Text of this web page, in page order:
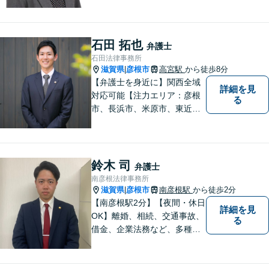
ております。 ぜひ一度私にご
相談ください。
石田 拓也 弁護士
石田法律事務所
滋賀県| 彦根市 高宮駅 から徒歩8分
【弁護士を身近に】関西全域
対応可能【注力エリア：彦根
市、長浜市、米原市、東近江
まに、不安を和らげベストな
解決策を提供します「迅速丁
寧」【無料相談有・駐車場完
備】【英語対応可】
詳細を見
る
鈴木 司 弁護士
南彦根法律事務所
滋賀県| 彦根市 南彦根駅 から徒歩2分
【南彦根駅2分】【夜間・休日
OK】離婚、相続、交通事故、
借金、企業法務など、多種多
詳細を見
る